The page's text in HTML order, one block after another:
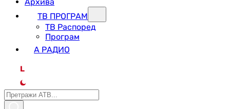
ТВ ПРОГРАМ
ТВ Распоред
Програм
А РАДИО
L